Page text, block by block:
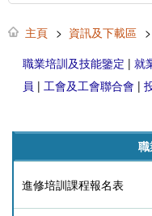
主頁 > 資訊及下載區 >
職業培訓及技能鑒定 | 就
員 | 工會及工會聯合會 |
進修培訓課程報名表